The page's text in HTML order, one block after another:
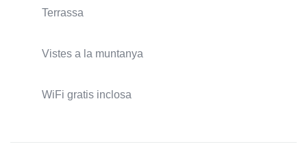
Terrassa
Vistes a la muntanya
WiFi gratis inclosa